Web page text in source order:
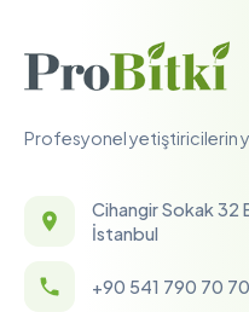
Profesyonel yetiştiricilerin
Cihangir Sokak 32
İstanbul
+90 541 790 70 70